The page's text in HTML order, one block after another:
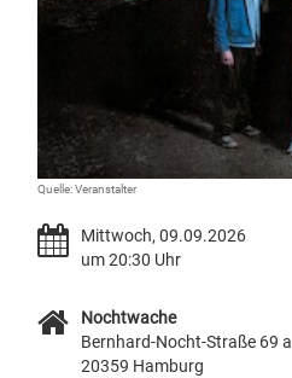
Quelle: Veranstalter
Mittwoch, 09.09.2026
um 20:30 Uhr
Nochtwache
Bernhard-Nocht-Straße 69 a
20359 Hamburg